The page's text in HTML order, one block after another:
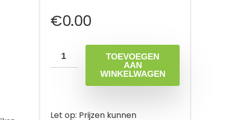
€0.00
TOEVOEGEN
AAN
WINKELWAGEN
Let op: Prijzen kunnen